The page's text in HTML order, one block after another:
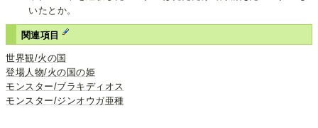
いたとか。
関連項目
世界観/火の国
登場人物/火の国の姫
モンスター/ブラキディオス
モンスター/ジンオウガ亜種